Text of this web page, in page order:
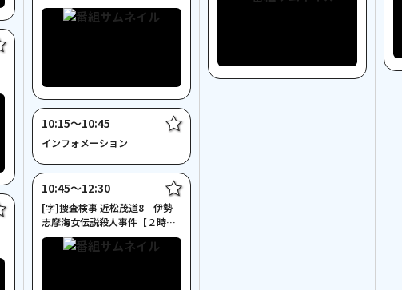
10:15〜10:45
インフォメーション
10:45〜12:30
[字]捜査検事 近松茂道8 伊勢
志摩海女伝説殺人事件【２時間
サスペンス】